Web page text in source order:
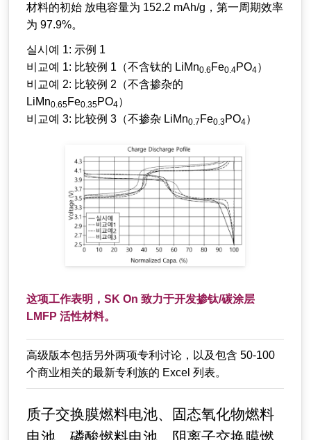
材料的初始 放电容量为 152.2 mAh/g，第一周期效率
为 97.9%。
실시예 1: 示例 1
비교예 1: 比较例 1（不含钛的 LiMn0.6 Fe0.4PO4）
비교예 2: 比较例 2（不含掺杂的
LiMn0.65Fe0.35PO4）
비교예 3: 比较例 3（不掺杂 LiMn0.7 Fe0.3PO4）
这项工作表明，SK On 致力于开发掺钛/碳涂层
LMFP 活性材料。
高级版本包括另外两项专利讨论，以及包含 50-100
个商业相关的最新专利族的 Excel 列表。
质子交换膜燃料电池、固态氧化物燃料
电池、磷酸燃料电池、阴离子交换膜燃